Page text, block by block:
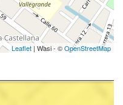
Leaflet | Wasi - ©OpenStreetMap